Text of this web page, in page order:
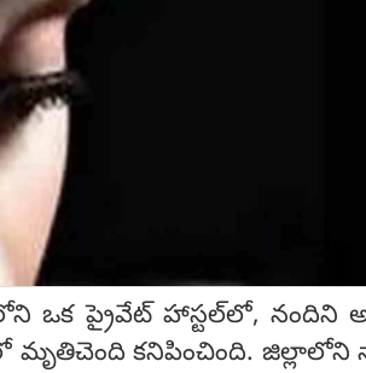
ఒక ప్రైవేట్ హాస్టల్‌లో, నందిని
మృతిచెంది కనిపించింది. జిల్లాలోని